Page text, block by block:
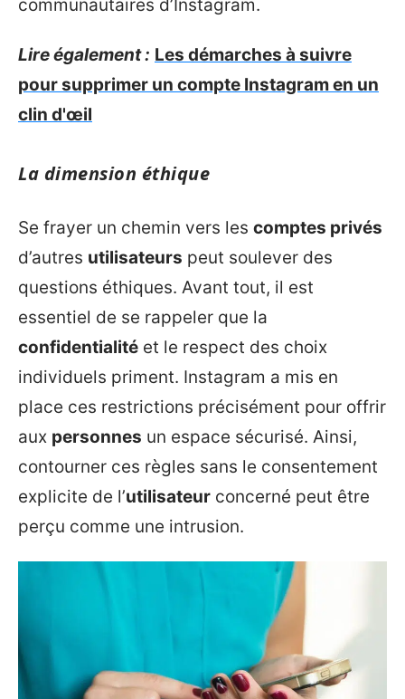
communautaires d’Instagram.
Lire également : Les démarches à suivre
pour supprimer un compte Instagram en un
clin d'œil
La dimension éthique
Se frayer un chemin vers les comptes privés
d’autres utilisateurs peut soulever des
questions éthiques. Avant tout, il est
essentiel de se rappeler que la
confidentialité et le respect des choix
individuels priment. Instagram a mis en
place ces restrictions précisément pour offrir
aux personnes un espace sécurisé. Ainsi,
contourner ces règles sans le consentement
explicite de l’utilisateur concerné peut être
perçu comme une intrusion.